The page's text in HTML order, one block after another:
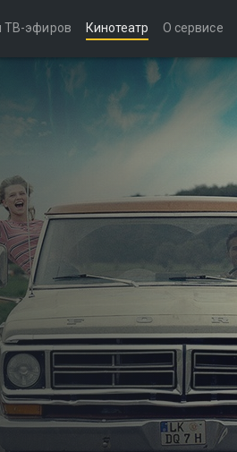
ТВ-эфиров Кинотеатр О сервисе